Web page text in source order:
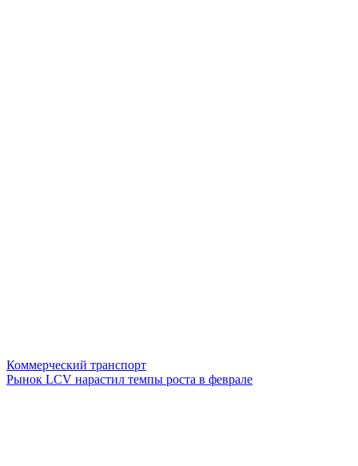
Коммерческий транспорт
Рынок LCV нарастил темпы роста в феврале